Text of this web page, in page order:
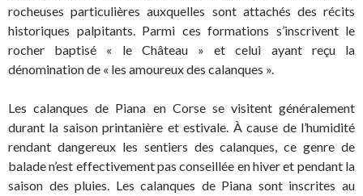
rocheuses particulières auxquelles sont attachés des récits
historiques palpitants. Parmi ces formations s’inscrivent le
rocher baptisé « le Château » et celui ayant reçu la
dénomination de « les amoureux des calanques ».
Les calanques de Piana en Corse se visitent généralement
durant la saison printanière et estivale. À cause de l’humidité
rendant dangereux les sentiers des calanques, ce genre de
balade n’est effectivement pas conseillée en hiver et pendant la
saison des pluies. Les calanques de Piana sont inscrites au